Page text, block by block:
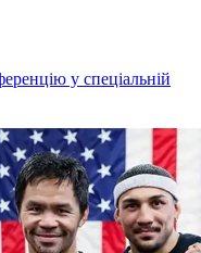
у спеціальній